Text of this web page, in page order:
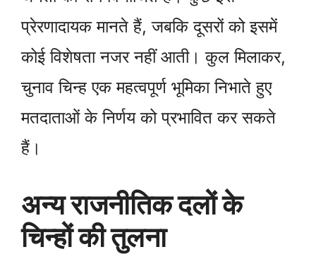
प्रेरणादायक मानते हैं, जबकि दूसरों को इसमें
कोई विशेषता नजर नहीं आती। कुल मिलाकर,
चुनाव चिन्ह एक महत्वपूर्ण भूमिका निभाते हुए
मतदाताओं के निर्णय को प्रभावित कर सकते
हैं।
अन्य राजनीतिक दलों के
चिन्हों की तुलना